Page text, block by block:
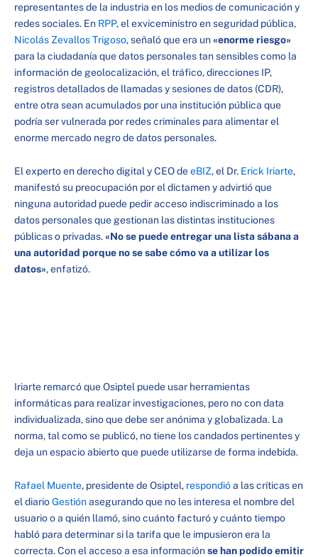
representantes de la industria en los medios de comunicación y
redes sociales. En RPP, el exviceministro en seguridad pública,
Nicolás Zevallos Trigoso, señaló que era un«enorme riesgo»
para la ciudadanía que datos personales tan sensibles como la
información de geolocalización, el tráfico, direcciones IP,
registros detallados de llamadas y sesiones de datos (CDR),
entre otra sean acumulados por una institución pública que
podría ser vulnerada por redes criminales para alimentar el
enorme mercado negro de datos personales.
El experto en derecho digital y CEO deeBIZ, el Dr. Erick Iriarte,
manifestó su preocupación por el dictamen y advirtió que
ninguna autoridad puede pedir acceso indiscriminado a los
datos personales que gestionan las distintas instituciones
públicas o privadas.«No se puede entregar una lista sábana a
una autoridad porque no se sabe cómo va a utilizar los
datos», enfatizó.
Iriarte remarcó que Osiptel puede usar herramientas
informáticas para realizar investigaciones, pero no con data
individualizada, sino que debe ser anónima y globalizada. La
norma, tal como se publicó, no tiene los candados pertinentes y
deja un espacio abierto que puede utilizarse de forma indebida.
Rafael Muente, presidente de Osiptel, respondióa las críticas en
el diarioGestiónasegurando que no les interesa el nombre del
usuario o a quién llamó, sino cuánto facturó y cuánto tiempo
habló para determinar si la tarifa que le impusieron era la
correcta. Con el acceso a esa informaciónse han podido emitir